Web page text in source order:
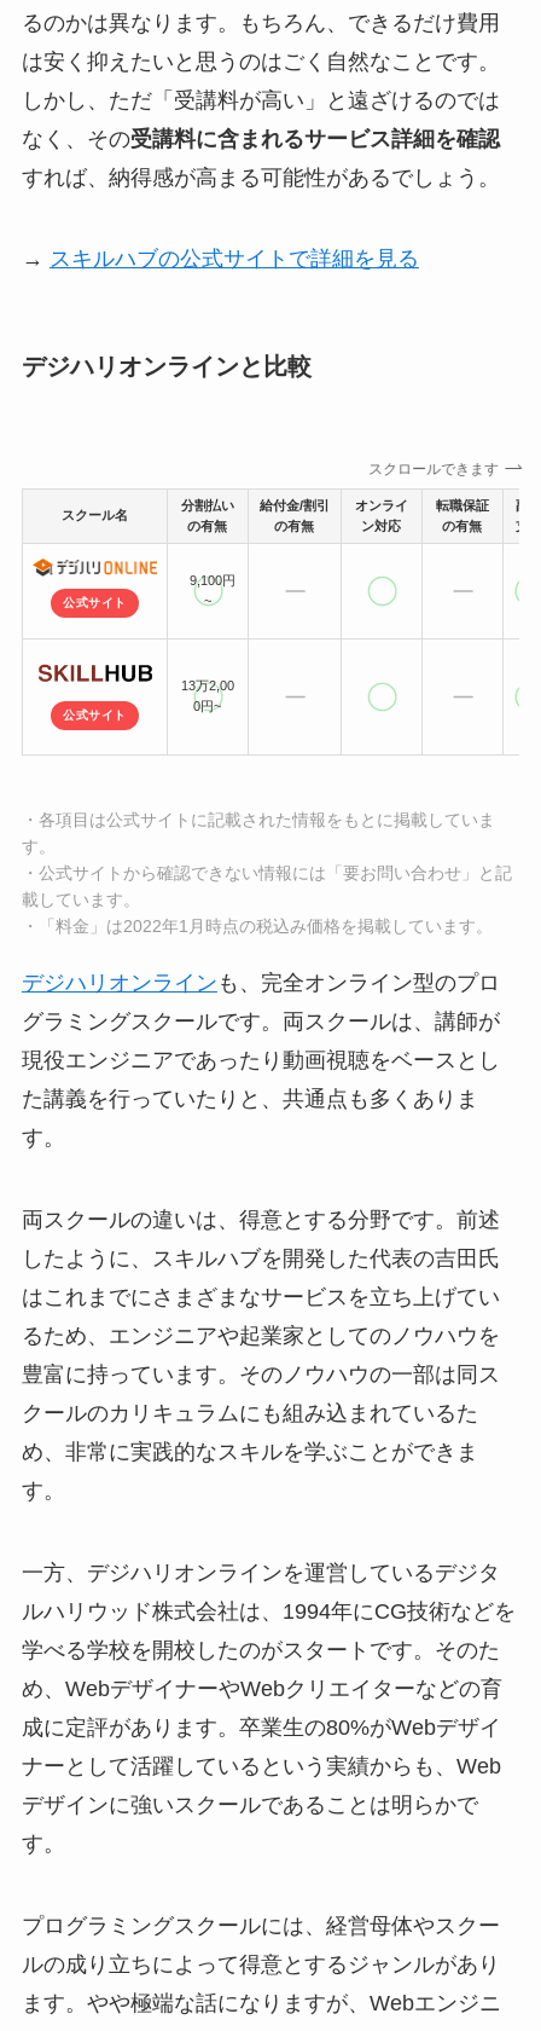
るのかは異なります。もちろん、できるだけ費用
は安く抑えたいと思うのはごく自然なことです。
しかし、ただ「受講料が高い」と遠ざけるのでは
なく、その受講料に含まれるサービス詳細を確認
すれば、納得感が高まる可能性があるでしょう。
→ スキルハブの公式サイトで詳細を見る
デジハリオンラインと比較
スクロールできます
スクール名
分割払い
の有無
給付金/割引
の有無
オンライ
ン対応
転職保証
の有無
副
支
公式サイト
9,100円
~
公式サイト
13万2,00
0円~
・各項目は公式サイトに記載された情報をもとに掲載していま
す。
・公式サイトから確認できない情報には「要お問い合わせ」と記
載しています。
・「料金」は2022年1月時点の税込み価格を掲載しています。
デジハリオンライン も、完全オンライン型のプロ
グラミングスクールです。両スクールは、講師が
現役エンジニアであったり動画視聴をベースとし
た講義を行っていたりと、共通点も多くありま
す。
両スクールの違いは、得意とする分野です。前述
したように、スキルハブを開発した代表の吉田氏
はこれまでにさまざまなサービスを立ち上げてい
るため、エンジニアや起業家としてのノウハウを
豊富に持っています。そのノウハウの一部は同ス
クールのカリキュラムにも組み込まれているた
め、非常に実践的なスキルを学ぶことができま
す。
一方、デジハリオンラインを運営しているデジタ
ルハリウッド株式会社は、1994年にCG技術などを
学べる学校を開校したのがスタートです。そのた
め、WebデザイナーやWebクリエイターなどの育
成に定評があります。卒業生の80%がWebデザイ
ナーとして活躍しているという実績からも、Web
デザインに強いスクールであることは明らかで
す。
プログラミングスクールには、経営母体やスクー
ルの成り立ちによって得意とするジャンルがあり
ます。やや極端な話になりますが、Webエンジニ